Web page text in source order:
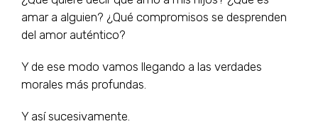
amar a alguien? ¿Qué compromisos se desprenden
del amor auténtico?
Y de ese modo vamos llegando a las verdades
morales más profundas.
Y así sucesivamente.